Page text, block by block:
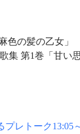
色の髪の乙女」
集 第1巻「甘い思
レトーク13:05